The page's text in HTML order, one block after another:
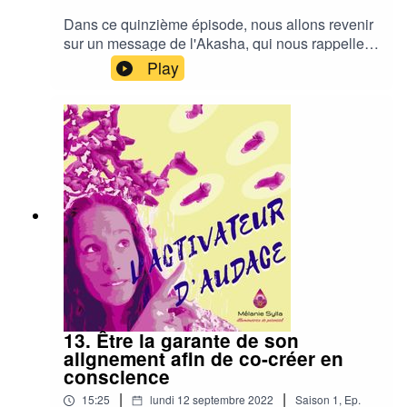
Dans ce quinzième épisode, nous allons revenir
sur un message de l'Akasha, qui nous rappelle
que notre véritable nature est illimitée, et que
nous avons appris les doutes, les peurs et le
manque pour pouvoir choisir de les transcender.
Pour recevoir deux fois par semaine les
Messages d'évolution dans ta boîte courriel :
https://melaniesylla.com/messages-evolution
Pour participe au concours et recevoir ton
cadeau (date limite de participation : 14 octobre
2022 à 15h CEST) :
https://melaniesylla.simplero.com/page/267160
Play
13. Être la garante de son
alignement afin de co-créer en
conscience
15:25 | lundi 12 septembre 2022 | Saison 1, Ep.